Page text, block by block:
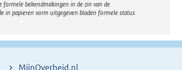
formele bekendmakingen in de zin van de
in papieren vorm uitgegeven bladen formele status
MijnOverheid.nl